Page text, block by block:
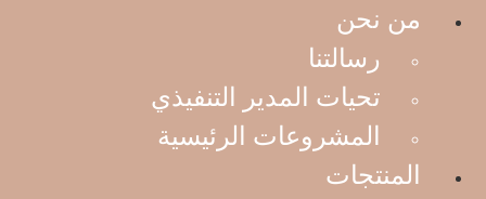
من نحن
رسالتنا
تحيات المدير التنفيذي
المشروعات الرئيسية
المنتجات